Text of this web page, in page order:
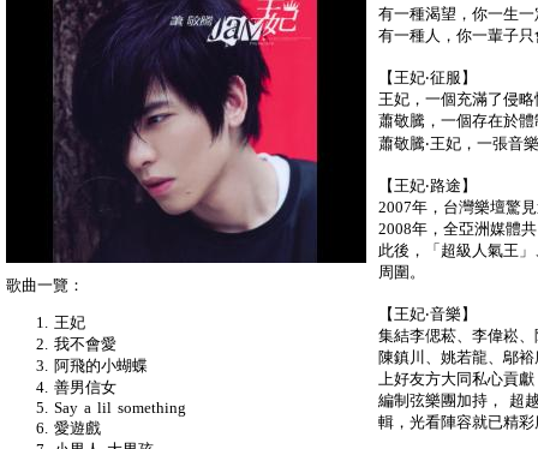
有一種渴望，你一生
有一種人，你一輩子
【王妃‧征服】
王妃，一個充滿了侵
蕭敬騰，一個存在於
蕭敬騰‧王妃，一張音
【王妃‧路途】
2007年，台灣樂壇驚
2008年，全亞洲媒體
此後，「超級人氣王
周圍。
【王妃‧音樂】
集結李偲菘、李偉崧
陳鎮川、姚若龍、鄔
上好友方大同私心貢
編制弦樂團加持， 超
輯，光看陣容就已精
歌曲一覽：
王妃
我不會愛
阿飛的小蝴蝶
善男信女
Say a lil something
愛遊戲